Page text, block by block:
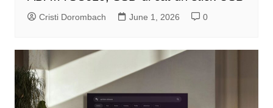
Cristi Dorombach June 1, 2026 0